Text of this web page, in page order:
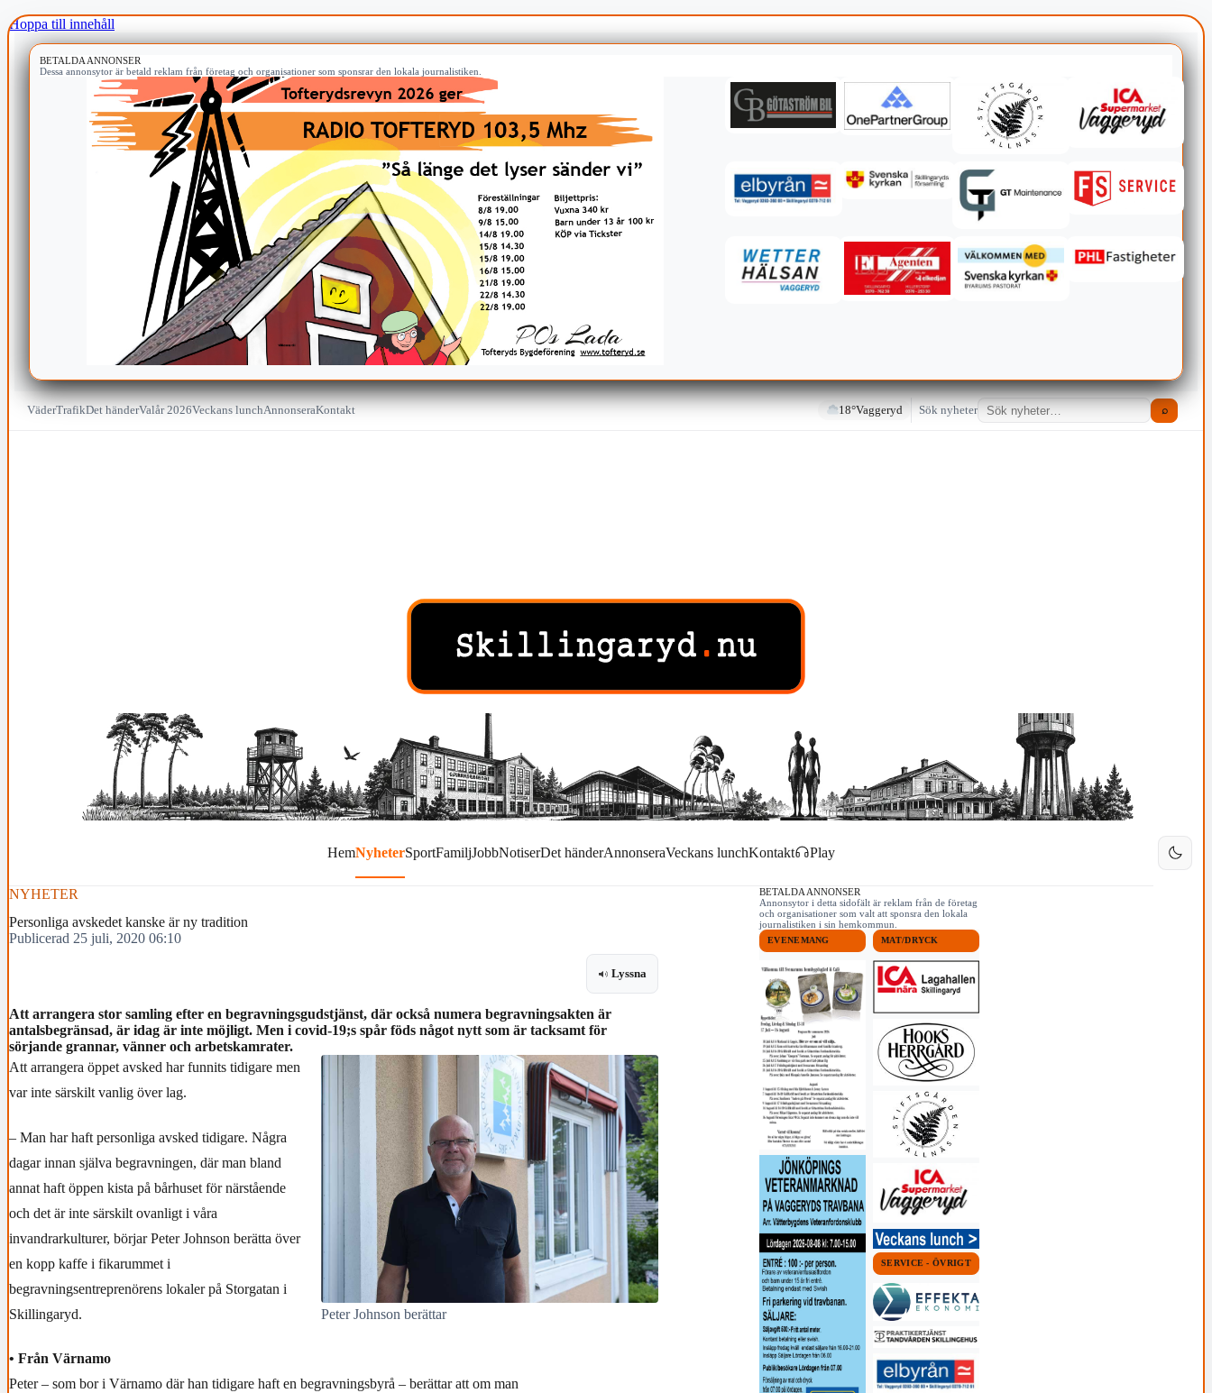
Hoppa till innehåll
BETALDA ANNONSER
Dessa annonsytor är betald reklam från företag och organisationer som sponsrar den lokala journalistiken.
VäderTrafikDet händerValår 2026Veckans lunchAnnonseraKontakt 18°Vaggeryd Sök nyheter ⌕
HemNyheterSportFamiljJobbNotiserDet händerAnnonseraVeckans lunchKontakt Play
NYHETER
Personliga avskedet kanske är ny tradition
Publicerad 25 juli, 2020 06:10
Lyssna
Att arrangera stor samling efter en begravningsgudstjänst, där också numera begravningsakten är
antalsbegränsad, är idag är inte möjligt. Men i covid-19;s spår föds något nytt som är tacksamt för
sörjande grannar, vänner och arbetskamrater.
Peter Johnson berättar
Att arrangera öppet avsked har funnits tidigare men
var inte särskilt vanlig över lag.
– Man har haft personliga avsked tidigare. Några
dagar innan själva begravningen, där man bland
annat haft öppen kista på bårhuset för närstående
och det är inte särskilt ovanligt i våra
invandrarkulturer, börjar Peter Johnson berätta över
en kopp kaffe i fikarummet i
begravningsentreprenörens lokaler på Storgatan i
Skillingaryd.
• Från Värnamo
Peter – som bor i Värnamo där han tidigare haft en begravningsbyrå – berättar att om man
BETALDA ANNONSER
Annonsytor i detta sidofält är reklam från de företag
och organisationer som valt att sponsra den lokala
journalistiken i sin hemkommun.
EVENEMANG MAT/DRYCK
SERVICE - ÖVRIGT